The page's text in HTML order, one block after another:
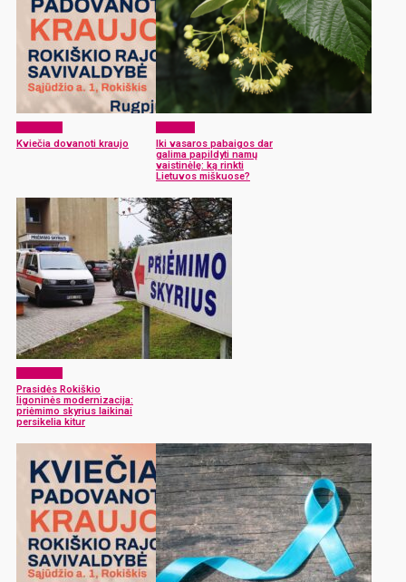
Kviečia dovanoti kraujo
Iki vasaros pabaigos dar
galima papildyti namų
vaistinėlę: ką rinkti
Lietuvos miškuose?
Prasidės Rokiškio
ligoninės modernizacija:
priėmimo skyrius laikinai
persikelia kitur